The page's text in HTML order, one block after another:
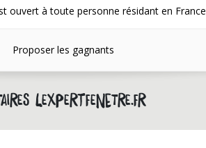
ouvert à toute personne résidant en France
Proposer les gagnants
lexpertfenetre.fr